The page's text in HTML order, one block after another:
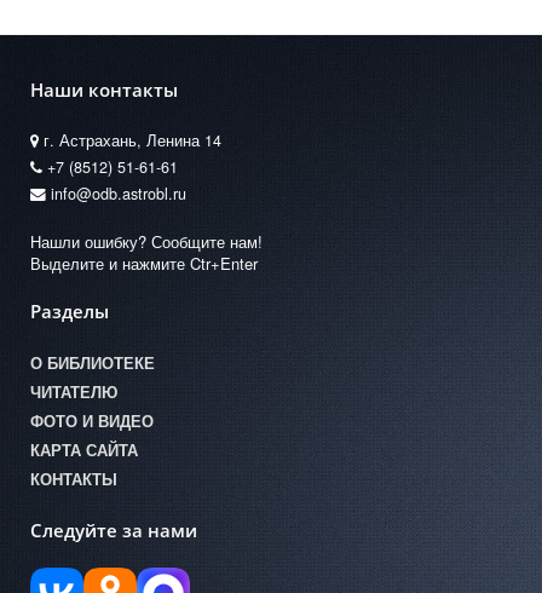
Наши контакты
г. Астрахань, Ленина 14
+7 (8512) 51-61-61
info@odb.astrobl.ru
Нашли ошибку? Сообщите нам!
Выделите и нажмите Ctr+Enter
Разделы
О БИБЛИОТЕКЕ
ЧИТАТЕЛЮ
ФОТО И ВИДЕО
КАРТА САЙТА
КОНТАКТЫ
Следуйте за нами